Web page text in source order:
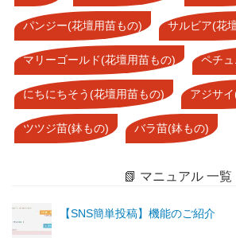
パンジー(花壇用苗もの) サルビア(花
マリーゴールド(花壇用苗もの) ペチ
にちにちそう(花壇用苗もの) アジサ
ツツジ苗(鉢もの) バラ苗(鉢もの)
📗 マニュアル 一覧
【SNS簡単投稿】機能のご紹介